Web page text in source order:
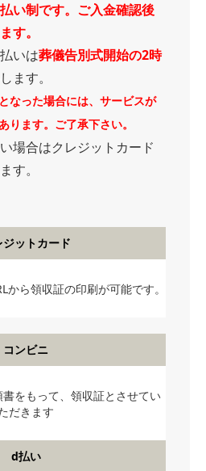
い制です。ご入金確認後
す。
いは葬儀告別式開始の2時
ます。
なった場合には、サービスが
ります。ご了承下さい。
場合はクレジットカード
す。
ジットカード
から領収証の印刷が可能です。
コンビニ
をもって、領収証とさせてい
だきます
d払い